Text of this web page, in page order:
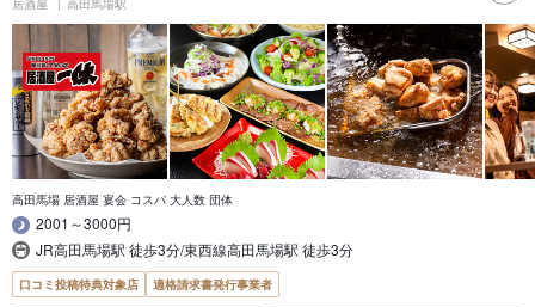
居酒屋 高田馬場駅
高田馬場 居酒屋 宴会 コスパ 大人数 団体
2001～3000円
JR高田馬場駅 徒歩3分/東西線高田馬場駅 徒歩3分
口コミ投稿特典対象店 適格請求書発行事業者